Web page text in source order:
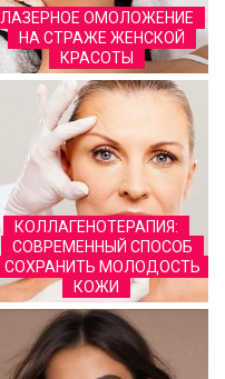
ЛАЗЕРНОЕ ОМОЛОЖЕНИЕ
НА СТРАЖЕ ЖЕНСКОЙ
КРАСОТЫ
КОЛЛАГЕНОТЕРАПИЯ:
СОВРЕМЕННЫЙ СПОСОБ
СОХРАНИТЬ МОЛОДОСТЬ
КОЖИ